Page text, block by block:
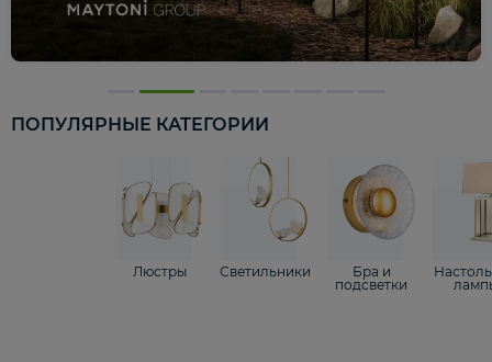
ПОПУЛЯРНЫЕ КАТЕГОРИИ
Люстры Светильники
Бра и
подсветки